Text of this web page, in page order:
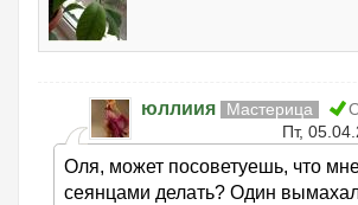
юллиия Мастерица
Пт,
Оля, может посоветуешь, что
сеянцами делать? Один